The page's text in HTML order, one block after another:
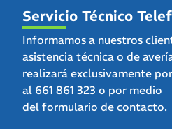
Servicio Técnico
Informamos a nuestros
asistencia técnica o de
realizará exclusivamente
al 661 861 323 o por medio
del formulario de contacto.